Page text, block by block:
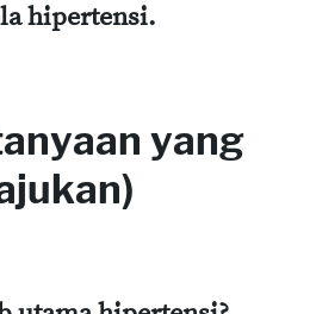
hipertensi.
yang